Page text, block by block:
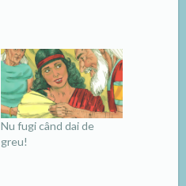
Nu fugi când dai de
greu!